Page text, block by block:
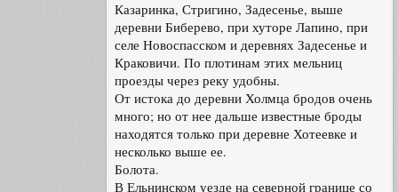
Казаринка, Стригино, Задесенье, выше
деревни Биберево, при хуторе Лапино, при
селе Новоспасском и деревнях Задесенье и
Краковичи. По плотинам этих мельниц
проезды через реку удобны.
От истока до деревни Холмца бродов очень
много; но от нее дальше известные броды
находятся только при деревне Хотеевке и
несколько выше ее.
Болота.
В Ельнинском уезде на северной границе со